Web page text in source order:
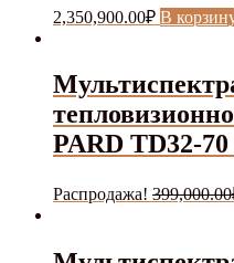
2,350,900.00₽ В
PARD TD32-70
Распродажа! 399,000.00